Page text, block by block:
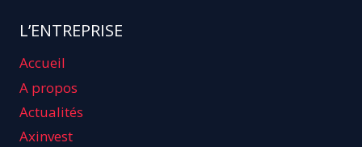
L’ENTREPRISE
Accueil
A propos
Actualités
Axinvest